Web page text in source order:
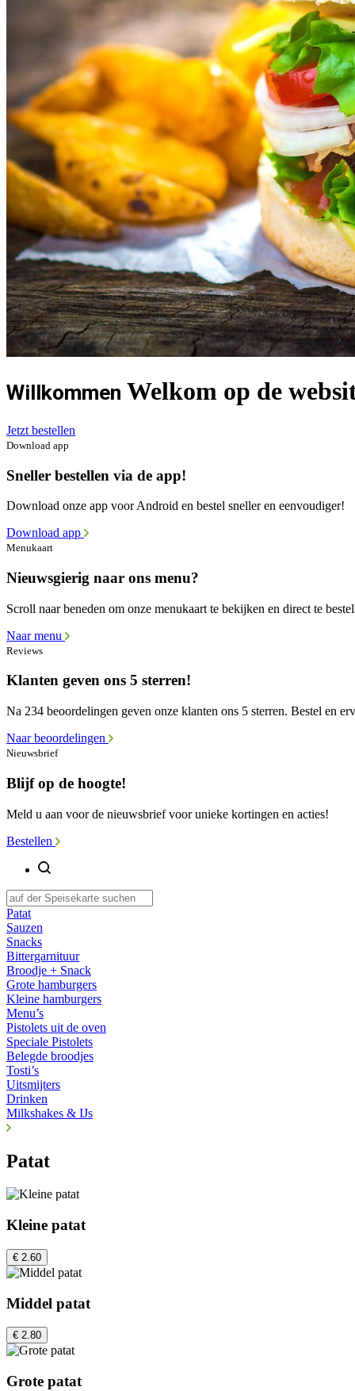
Willkommen Welkom op de
Jetzt bestellen
Download app
Sneller bestellen via de app!
Download onze app voor Android en bestel sneller en eenvoudiger!
Download app
Menukaart
Nieuwsgierig naar ons menu?
Scroll naar beneden om onze menukaart te bekijken en direct te
Naar menu
Reviews
Klanten geven ons 5 sterren!
Na 234 beoordelingen geven onze klanten ons 5 sterren. Bestel en
Naar beoordelingen
Nieuwsbrief
Blijf op de hoogte!
Meld u aan voor de nieuwsbrief voor unieke kortingen en acties!
Bestellen
Patat
Sauzen
Snacks
Bittergarnituur
Broodje + Snack
Grote hamburgers
Kleine hamburgers
Menu’s
Pistolets uit de oven
Speciale Pistolets
Belegde broodjes
Tosti’s
Uitsmijters
Drinken
Milkshakes & IJs
Patat
Kleine patat
€ 2.60
Middel patat
€ 2.80
Grote patat